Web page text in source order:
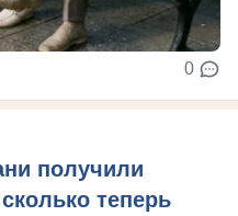
0
получили
теперь